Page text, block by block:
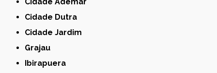
Cidade Dutra
Cidade Jardim
Grajau
Ibirapuera